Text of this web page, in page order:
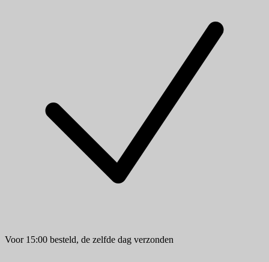
Voor 15:00 besteld, de zelfde dag verzonden